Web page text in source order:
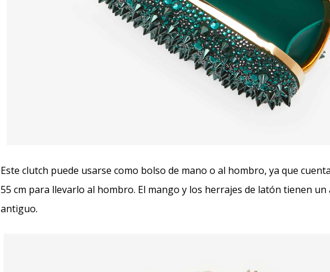
Este clutch puede usarse como bolso de mano o al hombro, ya que
55 cm para llevarlo al hombro. El mango y los herrajes de latón tienen un
antiguo.